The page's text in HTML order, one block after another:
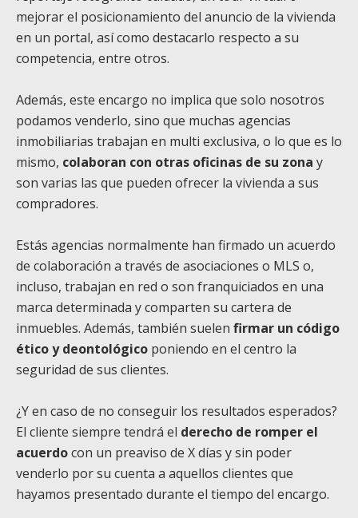
mejorar el posicionamiento del anuncio de la vivienda
en un portal, así como destacarlo respecto a su
competencia, entre otros.
Además, este encargo no implica que solo nosotros
podamos venderlo, sino que muchas agencias
inmobiliarias trabajan en multi exclusiva, o lo que es lo
mismo, colaboran con otras oficinas de su zona y
son varias las que pueden ofrecer la vivienda a sus
compradores.
Estás agencias normalmente han firmado un acuerdo
de colaboración a través de asociaciones o MLS o,
incluso, trabajan en red o son franquiciados en una
marca determinada y comparten su cartera de
inmuebles. Además, también suelen firmar un código
ético y deontológico poniendo en el centro la
seguridad de sus clientes.
¿Y en caso de no conseguir los resultados esperados?
El cliente siempre tendrá el derecho de romper el
acuerdocon un preaviso de X días y sin poder
venderlo por su cuenta a aquellos clientes que
hayamos presentado durante el tiempo del encargo.